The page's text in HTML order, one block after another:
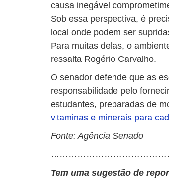
causa inegável
Sob essa perspectiva, é
local onde podem ser
Para muitas delas, o
ressalta Rogério Carvalho.
O senador defende que as
responsabilidade pelo
estudantes, preparadas de
vitaminas e minerais para
Fonte: Agência Senado
Tem uma sugestão de